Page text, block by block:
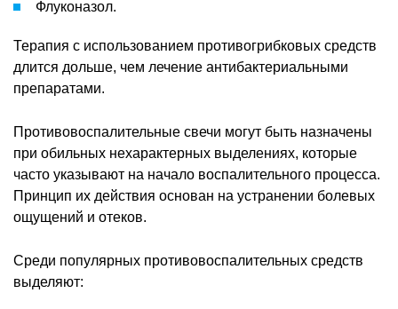
Флуконазол.
Терапия с использованием противогрибковых средств
длится дольше, чем лечение антибактериальными
препаратами.
Противовоспалительные свечи могут быть назначены
при обильных нехарактерных выделениях, которые
часто указывают на начало воспалительного процесса.
Принцип их действия основан на устранении болевых
ощущений и отеков.
Среди популярных противовоспалительных средств
выделяют: